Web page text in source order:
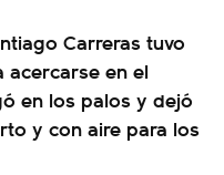
Carreras tuvo
acercarse en el
en los palos y dejó
y con aire para los